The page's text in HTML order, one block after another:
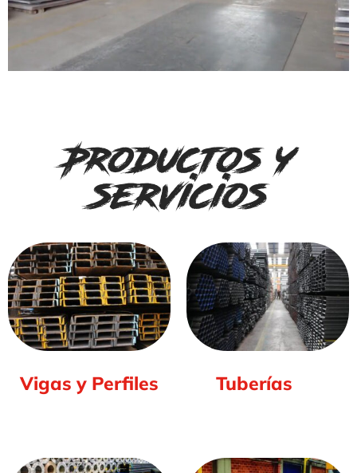
Productos y
servicios
Vigas y Perfiles Tuberías